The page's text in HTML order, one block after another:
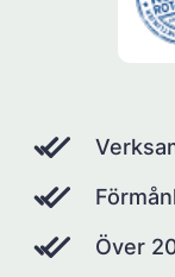
Över